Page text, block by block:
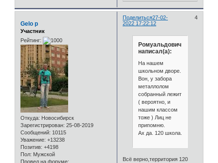
Поделиться 4
27-02-
2022 17:22:12
Gelo p
Участник
Рейтинг:
Откуда: Новосибирск
Зарегистрирован: 25-08-2019
Сообщений: 10115
Уважение: +13238
Позитив: +4198
Пол: Мужской
Провел на форуме:
Ромуальдович
написал(а):
На нашем
школьном дворе.
Вон, у забора
металлолом
собранный лежит
( вероятно, и
нашим классом
тоже ) Лиц не
припомню.
Ах да. 120 школа.
Всё верно,территория 120